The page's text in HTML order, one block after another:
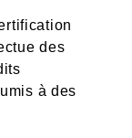
des
à des